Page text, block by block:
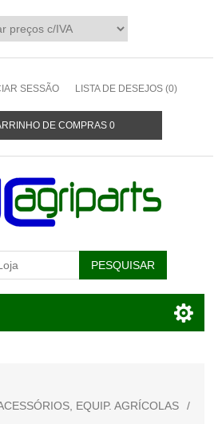
SESSÃO LISTA DE DESEJOS (0)
DE COMPRAS 0
EQUIP. AGRÍCOLAS
/